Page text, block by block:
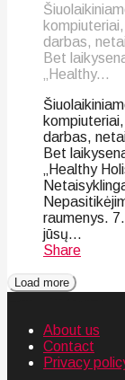
darbas,
Bet
„Healthy...
darbas,
Bet
„Healthy
raumenys.
jūsų...
Share
Load more
About us
Contact
Privacy